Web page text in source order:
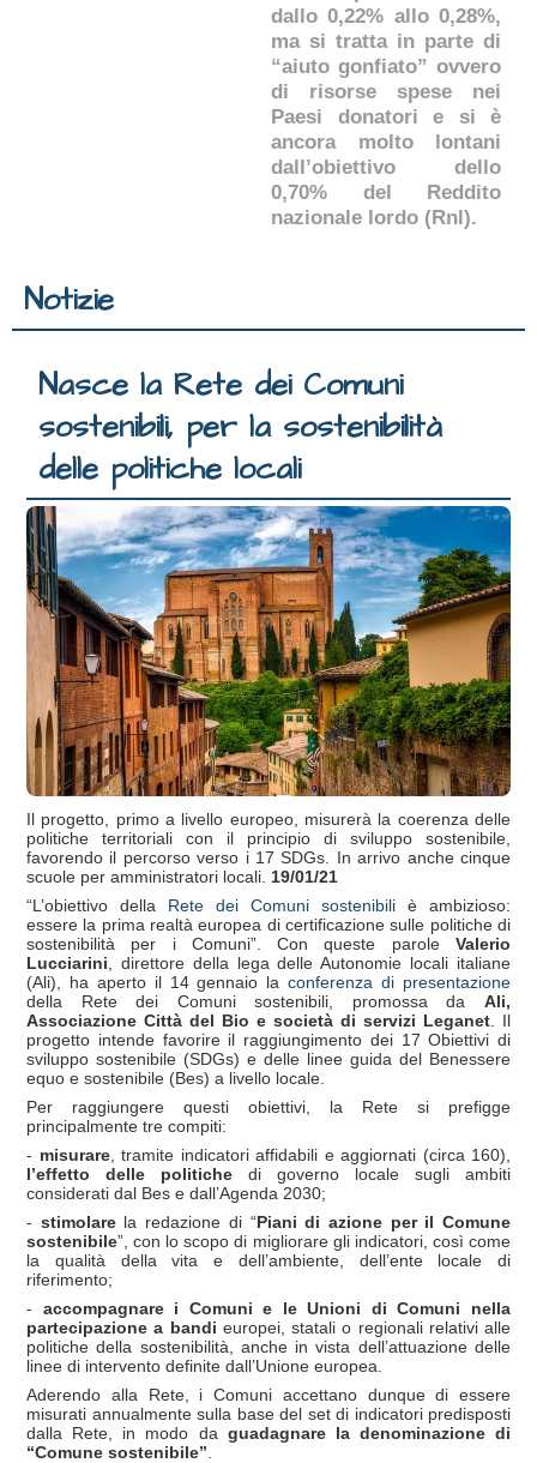
dallo 0,22% allo 0,28%,
ma si tratta in parte di
“aiuto gonfiato” ovvero
di risorse spese nei
Paesi donatori e si è
ancora molto lontani
dall’obiettivo dello
0,70% del Reddito
nazionale lordo (Rnl).
Notizie
Nasce la Rete dei Comuni
sostenibili, per la sostenibilità
delle politiche locali
Il progetto, primo a livello europeo, misurerà la coerenza delle
politiche territoriali con il principio di sviluppo sostenibile,
favorendo il percorso verso i 17 SDGs. In arrivo anche cinque
scuole per amministratori locali. 19/01/21
“L’obiettivo della Rete dei Comuni sostenibili è ambizioso:
essere la prima realtà europea di certificazione sulle politiche di
sostenibilità per i Comuni”. Con queste parole Valerio
Lucciarini , direttore della lega delle Autonomie locali italiane
(Ali), ha aperto il 14 gennaio laconferenza di presentazione
della Rete dei Comuni sostenibili, promossa da Ali,
Associazione Città del Bio e società di servizi Leganet . Il
progetto intende favorire il raggiungimento dei 17 Obiettivi di
sviluppo sostenibile (SDGs) e delle linee guida del Benessere
equo e sostenibile (Bes) a livello locale.
Per raggiungere questi obiettivi, la Rete si prefigge
principalmente tre compiti:
- misurare, tramite indicatori affidabili e aggiornati (circa 160),
l’effetto delle politiche di governo locale sugli ambiti
considerati dal Bes e dall’Agenda 2030;
- stimolarela redazione di “Piani di azione per il Comune
sostenibile”, con lo scopo di migliorare gli indicatori, così come
la qualità della vita e dell’ambiente, dell’ente locale di
riferimento;
- accompagnare i Comuni e le Unioni di Comuni nella
partecipazione a bandi europei, statali o regionali relativi alle
politiche della sostenibilità, anche in vista dell’attuazione delle
linee di intervento definite dall’Unione europea.
Aderendo alla Rete, i Comuni accettano dunque di essere
misurati annualmente sulla base del set di indicatori predisposti
dalla Rete, in modo da guadagnare la denominazione di
“Comune sostenibile”